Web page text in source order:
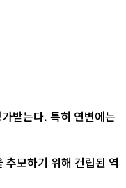
받는다. 특히 연변에는
모하기 위해 건립된 역